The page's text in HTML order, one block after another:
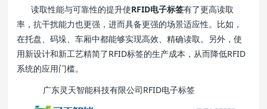
读取性能与可靠性的提升使RFID电子标签有了更高读取
率，抗干扰能力也更强，进而具备更强的场景适应性。比如，
在托盘、码垛、车厢中都能够实现高效、精确读取。另外，使
用新设计和新工艺精简了RFID标签的生产成本，从而降低RFID
系统的应用门槛。
广东灵天智能科技有限公司RFID电子标签